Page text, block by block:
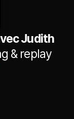
Judith
& replay